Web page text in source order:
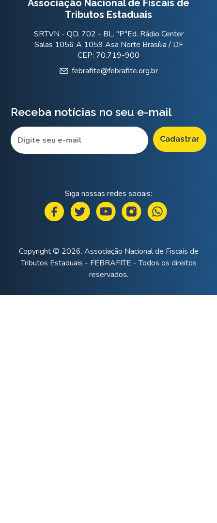
Associação Nacional de Fiscais de
Tributos Estaduais
SRTVN - QD. 702 - BL. "P"Ed. Rádio Center
Salas 1056 A 1059 Asa Norte Brasília / DF
CEP: 70.719-900
febrafite@febrafite.org.br
Receba notícias no seu e-mail
Siga nossas redes sociais:
Copyright © 2026. Associação Nacional de Fiscais de
Tributos Estaduais - FEBRAFITE - Todos os direitos
reservados.